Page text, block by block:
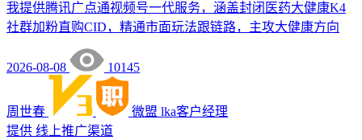
我提供腾讯广点通视频号一代服务，涵盖封闭医药大健康K4
社群加粉直购CID，精通市面玩法跟链路，主攻大健康方向
2026-08-08 10145
周世春 微盟 lka客户经理
提供 线上推广渠道